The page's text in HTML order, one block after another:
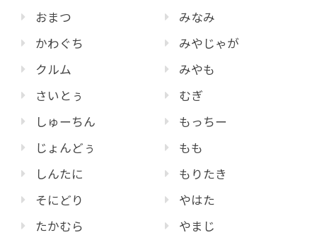
おまつ
かわぐち
クルム
さいとぅ
しゅーちん
じょんどぅ
しんたに
そにどり
たかむら
みなみ
みやじゃが
みやも
むぎ
もっちー
もも
もりたき
やはた
やまじ